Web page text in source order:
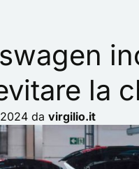
la
da virgilio.it